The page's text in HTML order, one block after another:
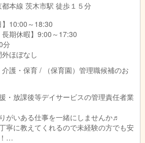
本線 茨木市駅 徒歩１５分
】10:00～18:30
長期休暇】9:00～17:30
分
外ほぼなし
介護・保育 / （保育園）管理職候補のお
・放課後等デイサービスの管理責任者業
がいある仕事を一緒にしませんか♬
寧に教えてくれるので未経験の方でも安